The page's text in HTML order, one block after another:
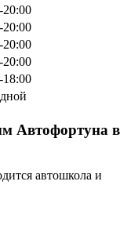
20:00
20:00
20:00
20:00
18:00
Автофортуна в
автошкола и